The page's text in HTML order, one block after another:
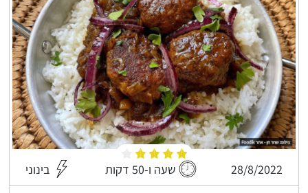
28/8/2022 שעה ו-50 דקות בינוני